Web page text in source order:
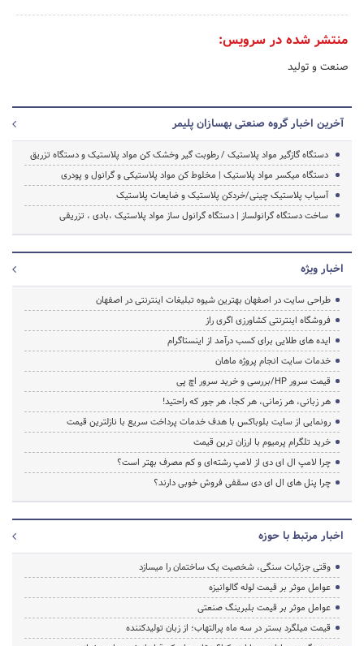
منتشر شده در سرویس:
صنعت و تولید
آخرین اخبار گروه صنعتی بهسازان پلیمر
دستگاه گازگیر مواد پلاستیک / رطوبت گیر وخشک کن مواد پلاستیک و دستگاه تزریق
دستگاه میکسر مواد پلاستیک | مخلوط کن مواد پلاستیکی و گرانول و پودری
آسیاب پلاستیک چینی/خردکن پلاستیک و ضایعات پلاستیک
ساخت دستگاه گرانولساز | دستگاه گرانول ساز مواد پلاستیک ،بادی ، تزریقی
اخبار ویژه
طراحی سایت در اصفهان بهترین شیوه تبلیغات اینترنتی در اصفهان
فروشگاه اینترنتی کشاورزی اگری راز
ایده های طلایی برای کسب درآمد از اینستاگرام
خدمات سایت انجام پروژه ماهان
قیمت سرور HP/بررسی و خرید سرور اچ پی
هر زبانی، هر زمانی، هر کجا، هر جور که راحتید!
رونمایی از سایت بلوباکس با هدف خدمات پرداخت سریع با نازلترین قیمت
خرید تلگرام پرمیوم با ارزان ترین قیمت
چرا لامپ ال ای دی از لامپ رشته‌ای و کم مصرف بهتر است؟
چرا پنل های ال ای دی سقفی فروش خوبی دارند؟
اخبار مرتبط با حوزه
وقتی جزئیات سنگی، شخصیت یک ساختمان را میسازد
عوامل موثر بر قیمت لوله گالوانیزه
عوامل موثر بر قیمت بلبرینگ صنعتی
قیمت میلگرد بستر در سه ماه پرالتهاب؛ از زبان تولیدکننده